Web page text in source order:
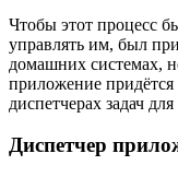
Чтобы этот процесс
управлять им, был
домашних системах,
приложение
диспетчерах задач
Диспетчер